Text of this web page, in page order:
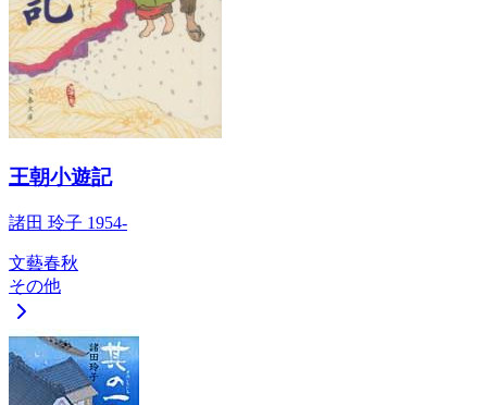
王朝小遊記
諸田 玲子 1954-
文藝春秋
その他